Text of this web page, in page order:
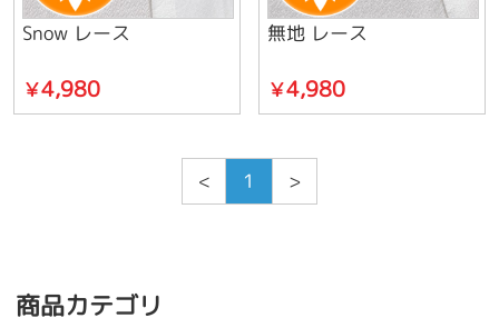
Snow レース
￥4,980
無地 レース
￥4,980
< 1 >
商品カテゴリ